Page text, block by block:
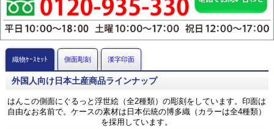
織物ｹｰｽｾｯﾄ 側面彫刻 漢字印面
外国人向け日本土産商品ラインナップ
はんこの側面にぐるっと浮世絵（全2種類）の彫刻をしています。印面は
自由なお名前で。ケースの素材は日本伝統の博多織（カラーは全4種類）
を採用しています。